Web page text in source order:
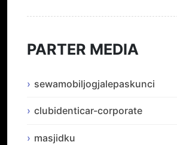
PARTER MEDIA
sewamobiljogjalepaskunci
clubidenticar-corporate
masjidku